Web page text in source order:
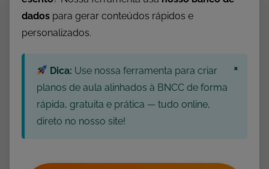
a
,
A
dados para gerar conteúdos rápidos e
personalizados.
Dica: Use nossa ferramenta para criar
planos de aula alinhados à BNCC de forma
rápida, gratuita e prática — tudo online,
direto no nosso site!
×